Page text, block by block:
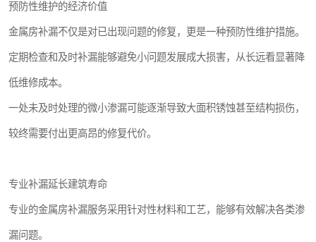
预防性维护的经济价值
金属房补漏不仅是对已出现问题的修复，更是一种预防性维护措施。
定期检查和及时补漏能够避免小问题发展成大损害，从长远看显著降
低维修成本。
一处未及时处理的微小渗漏可能逐渐导致大面积锈蚀甚至结构损伤，
较终需要付出更高昂的修复代价。
专业补漏延长建筑寿命
专业的金属房补漏服务采用针对性材料和工艺，能够有效解决各类渗
漏问题。